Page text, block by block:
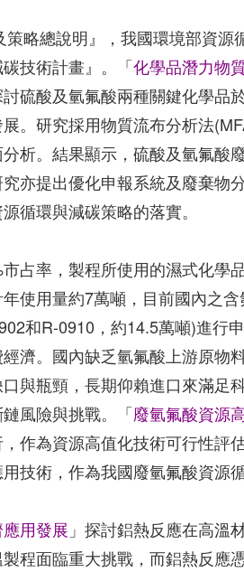
略總說明』，我國環境部資源
技術計畫』。「化學品潛力物
討硫酸及氫氟酸兩種關鍵化學品
。研究採用物質流布分析法
析。結果顯示，硫酸及氫氟酸
亦提出優化申報系統及廢棄物
循環與減碳策略的落實。
占率，製程所使用的濕式化學
使用量約7萬噸，目前國內之
和R-0910，約14.5萬噸)進行
濟。國內缺乏氫氟酸上游原
與瓶頸，長期仰賴進口來滿足
風險與挑戰。「廢氫氟酸資源
作為資源高值化技術可行性評
技術，作為我國廢氫氟酸資源
用發展 」探討鋁熱反應在高溫
程面臨重大挑戰，而鋁熱反應